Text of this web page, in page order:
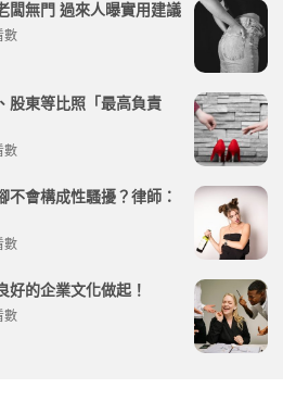
闆無門 過來人曝實用建議
數
股東等比照「最高負責
數
不會構成性騷擾？律師：
數
好的企業文化做起！
數